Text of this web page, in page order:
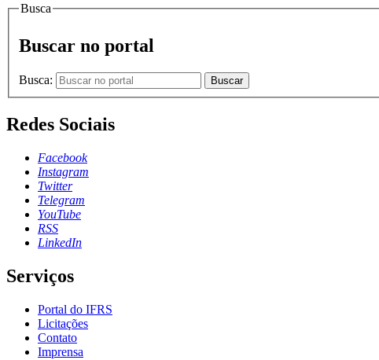
Busca
Buscar no portal
Busca: Buscar
Redes Sociais
Facebook
Instagram
Twitter
Telegram
YouTube
RSS
LinkedIn
Serviços
Portal do IFRS
Licitações
Contato
Imprensa